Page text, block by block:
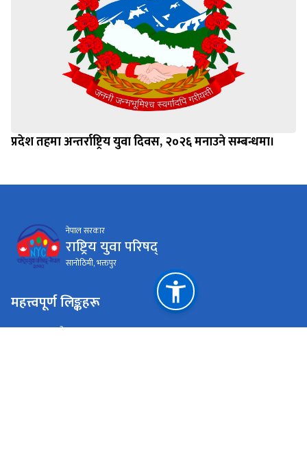
प्रदेश तहमा अन्तर्राष्ट्रिय युवा दिवस, २०२६ मनाउने सम्बन्धमा।
नेपाल सरकार
राष्ट्रिय युवा परिषद्
सानोठिमी, भक्तपुर
महत्त्वपूर्ण लिङ्कहरू
युवा तथा खेलकुद मन्त्रालय